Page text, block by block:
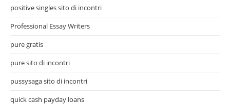
positive singles sito di incontri
Professional Essay Writers
pure gratis
pure sito di incontri
pussysaga sito di incontri
quick cash payday loans